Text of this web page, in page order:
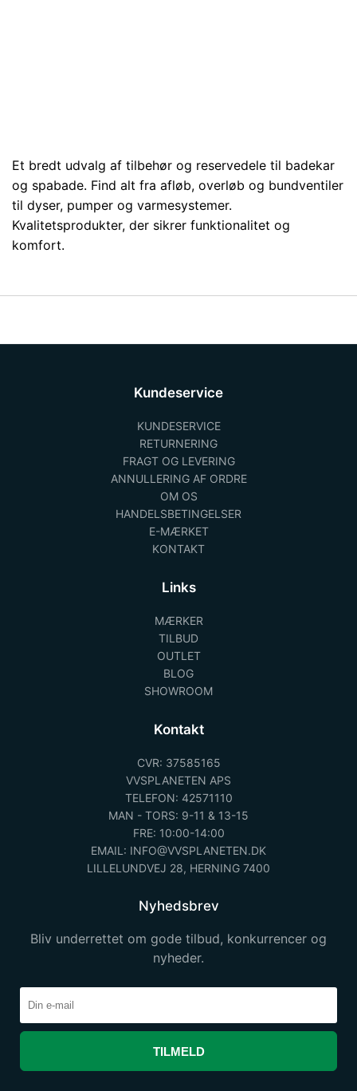
Et bredt udvalg af tilbehør og reservedele til badekar
og spabade. Find alt fra afløb, overløb og bundventiler
til dyser, pumper og varmesystemer.
Kvalitetsprodukter, der sikrer funktionalitet og
komfort.
Kundeservice
KUNDESERVICE
RETURNERING
FRAGT OG LEVERING
ANNULLERING AF ORDRE
OM OS
HANDELSBETINGELSER
E-MÆRKET
KONTAKT
Links
MÆRKER
TILBUD
OUTLET
BLOG
SHOWROOM
Kontakt
CVR: 37585165
VVSPLANETEN APS
TELEFON: 42571110
MAN - TORS: 9-11 & 13-15
FRE: 10:00-14:00
EMAIL: INFO@VVSPLANETEN.DK
LILLELUNDVEJ 28, HERNING 7400
Nyhedsbrev
Bliv underrettet om gode tilbud, konkurrencer og
nyheder.
TILMELD